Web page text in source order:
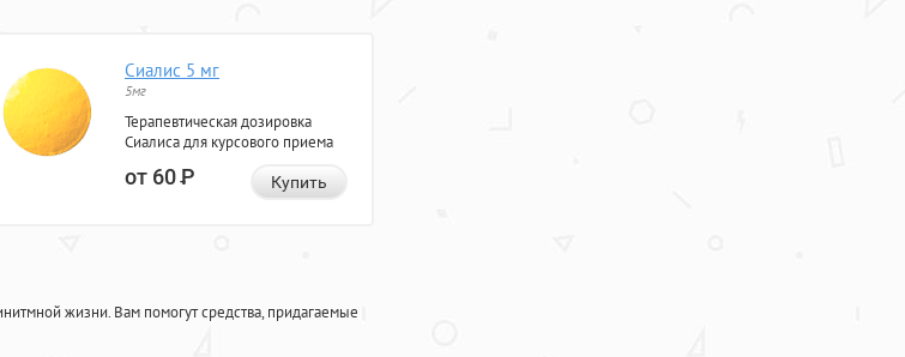
Сиалис 5 мг
5мг
Терапевтическая дозировка
Сиалиса для курсового приема
от 60Р Купить
жизни. Вам помогут средства, придагаемые